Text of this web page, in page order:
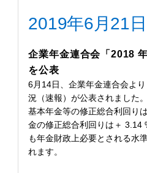
2019年6月21日
企業年金連合会「2018
を公表
6月14日、企業年金連合会よ
況（速報）が公表されました。
基本年金等の修正総合利回り
金の修正総合利回りは＋ 3.14
も年金財政上必要とされる水
れます。